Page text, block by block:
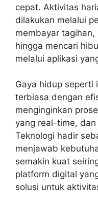
cepat. Aktivitas
dilakukan melalui
membayar
hingga mencari
melalui aplikasi
Gaya hidup seperti
terbiasa dengan
menginginkan
yang real-time,
Teknologi hadir
menjawab
semakin kuat
platform digital
solusi untuk